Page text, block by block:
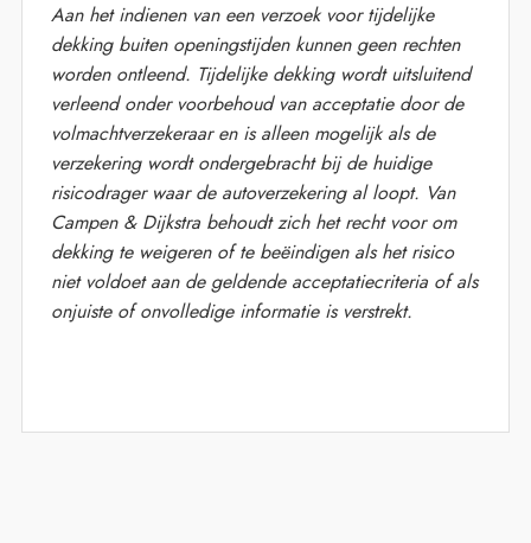
Aan het indienen van een verzoek voor tijdelijke
dekking buiten openingstijden kunnen geen rechten
worden ontleend. Tijdelijke dekking wordt uitsluitend
verleend onder voorbehoud van acceptatie door de
volmachtverzekeraar en is alleen mogelijk als de
verzekering wordt ondergebracht bij de huidige
risicodrager waar de autoverzekering al loopt. Van
Campen & Dijkstra behoudt zich het recht voor om
dekking te weigeren of te beëindigen als het risico
niet voldoet aan de geldende acceptatiecriteria of als
onjuiste of onvolledige informatie is verstrekt.